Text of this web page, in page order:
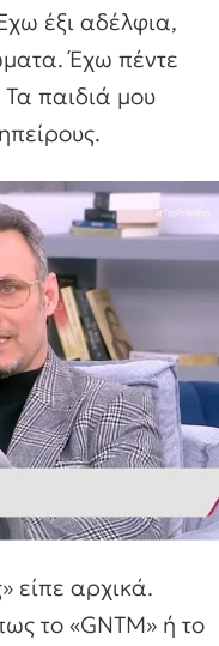
έξι αδέλφια,
Έχω πέντε
παιδιά μου
είπε αρχικά.
το «GNTM» ή το